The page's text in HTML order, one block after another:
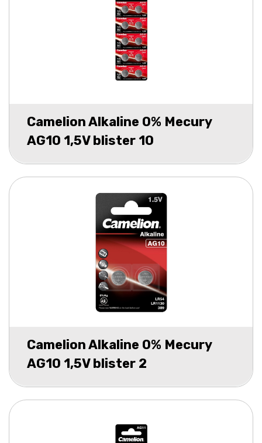
Camelion Alkaline 0% Mecury
AG10 1,5V blister 10
Camelion Alkaline 0% Mecury
AG10 1,5V blister 2